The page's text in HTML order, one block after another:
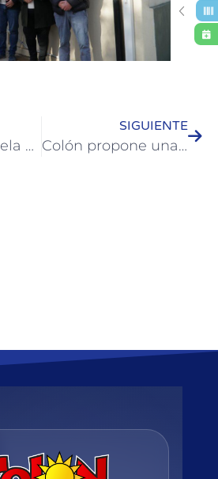
Reabre la Escuela Municipal de Canotaje de Colón
SIGUIENTE
Colón propone una caminata con “Juegos y Juguetes de Ayer y de Hoy”